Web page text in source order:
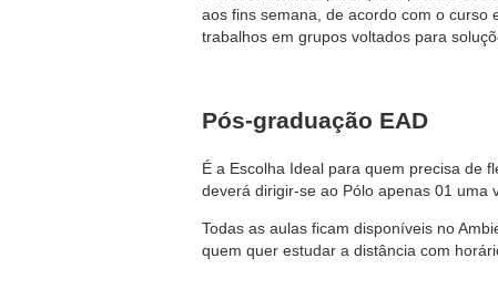
aos fins semana, de acordo com o curso
trabalhos em grupos voltados para
Pós-graduação EAD
É a Escolha Ideal para quem precisa de
deverá dirigir-se ao Pólo apenas 01 uma
Todas as aulas ficam disponíveis no
quem quer estudar a distância com